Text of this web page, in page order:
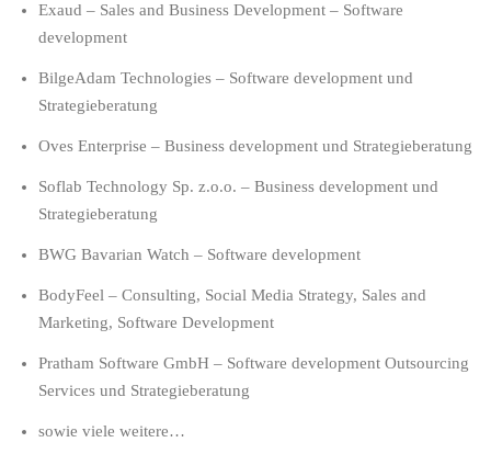
Exaud – Sales and Business Development – Software
development
BilgeAdam Technologies – Software development und
Strategieberatung
Oves Enterprise – Business development und Strategieberatung
Soflab Technology Sp. z.o.o. – Business development und
Strategieberatung
BWG Bavarian Watch – Software development
BodyFeel – Consulting, Social Media Strategy, Sales and
Marketing, Software Development
Pratham Software GmbH – Software development Outsourcing
Services und Strategieberatung
sowie viele weitere…